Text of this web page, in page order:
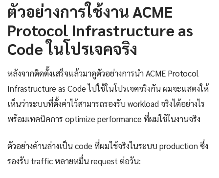
ตัวอย่างการใช้งาน ACME
Protocol Infrastructure as
Code ในโปรเจคจริง
หลังจากติดตั้งเสร็จแล้วมาดูตัวอย่างการนำ ACME Protocol
Infrastructure as Code ไปใช้ในโปรเจคจริงกัน ผมจะแสดงให้
เห็นว่าระบบที่ตั้งค่าไว้สามารถรองรับ workload จริงได้อย่างไร
พร้อมเทคนิคการ optimize performance ที่ผมใช้ในงานจริง
ตัวอย่างด้านล่างเป็น code ที่ผมใช้จริงในระบบ production ซึ่ง
รองรับ traffic หลายหมื่น request ต่อวัน: